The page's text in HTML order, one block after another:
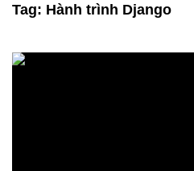
Tag: Hành trình Django